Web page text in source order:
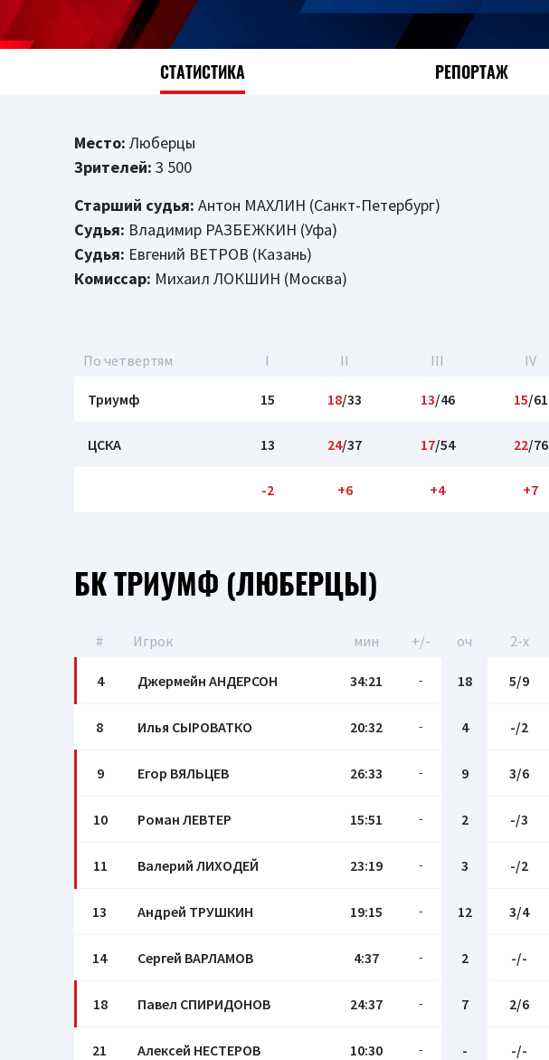
СТАТИСТИКА РЕПОРТАЖ
Место: Люберцы
Зрителей: 3 500
Старший судья: Антон МАХЛИН (Санкт-Петербург)
Судья: Владимир РАЗБЕЖКИН (Уфа)
Судья: Евгений ВЕТРОВ (Казань)
Комиссар: Михаил ЛОКШИН (Москва)
По четвертям I II III IV
Триумф 15 18/33 13/46 15/61
ЦСКА 13 24/37 17/54 22/76
-2 +6 +4 +7
БК ТРИУМФ (ЛЮБЕРЦЫ)
# Игрок мин +/- оч 2-x
4 Джермейн АНДЕРСОН 34:21 - 18 5/9
8 Илья СЫРОВАТКО 20:32 - 4 -/2
9 Егор ВЯЛЬЦЕВ 26:33 - 9 3/6
10 Роман ЛЕВТЕР 15:51 - 2 -/3
11 Валерий ЛИХОДЕЙ 23:19 - 3 -/2
13 Андрей ТРУШКИН 19:15 - 12 3/4
14 Сергей ВАРЛАМОВ 4:37 - 2 -/-
18 Павел СПИРИДОНОВ 24:37 - 7 2/6
21 Алексей НЕСТЕРОВ 10:30 - - -/-